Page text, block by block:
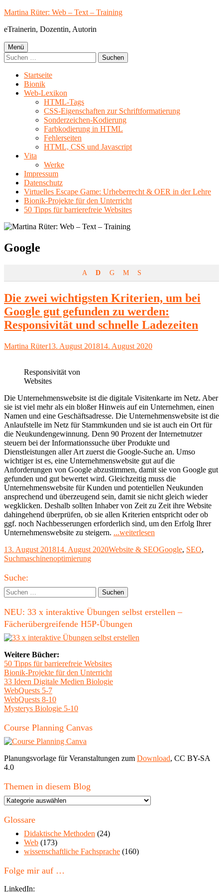
Springe
Inhalt
Martina Rüter: Web – Text – Training
eTrainerin, Dozentin, Autorin
Primäres
Menü
Menü
Suchen
nach:
Startseite
Bionik
Web-Lexikon
HTML-Tags
CSS-Eigenschaften zur Schriftformatierung
Sonderzeichen-Kodierung
Farbkodierung in HTML
Fehlerseiten
HTML, CSS und Javascript
Vita
Werke
Impressum
Datenschutz
Virtuelles Escape Game: Urheberrecht & OER in der Lehre
Bionik-Projekte für den Unterricht
50 Tipps für barrierefreie Websites
Schlagwort:
Google
A D G M S
Die zwei wichtigsten Kriterien, um bei
Google gut gefunden zu werden:
Responsivität und schnelle Ladezeiten
Autor
Martina RüterVeröffentlicht
13. August 201814. August 2020
Responsivität von
Websites
Die Unternehmenswebsite ist die digitale Visitenkarte im Netz. Aber
sie ist viel mehr als ein bloßer Hinweis auf ein Unternehmen, einen
Namen und eine Geschäftsadresse. Die Unternehmenswebsite ist die
Anlaufstelle im Netz für Stammkunden und sie ist auch ein Ort für
die Neukundengewinnung. Denn 90 Prozent der Internetnutzer
steuern bei der Informationssuche über Produkte und
Dienstleistungen aller Art zuerst die Google-Suche an. Umso
wichtiger ist es, eine Unternehmenswebsite gut auf die
Anforderungen von Google abzustimmen, damit sie von Google gut
gefunden und gut bewertet wird. Gleichzeitig muss die
Unternehmenswebsite für Kunden und potentiellen Neukunden
ansprechend und überzeugend sein, damit sie nicht gleich wieder
wegklicken. Deshalb sollten Inhaber von Zeit zu Zeit ihre Website
dahingehend überprüfen, ob sie allen Kriterien entspricht oder ob
ggf. noch Nachbesserungen erforderlich sind, um den Erfolg Ihrer
Unternehmenswebsite zu steigern. ...weiterlesen
wichtigsten
zu
Veröffentlicht
am
13. August 201814. August 2020Kategorien
Website & SEOSchlagwörter
Google, SEO,
Suchmaschinenoptimierung
Haupt-
Seitenleiste
Suche:
Suchen
nach:
NEU: 33 x interaktive Übungen selbst erstellen –
Fächerübergreifende H5P-Übungen
Weitere Bücher:
50 Tipps für barrierefreie Websites
Bionik-Projekte für den Unterricht
33 Ideen Digitale Medien Biologie
WebQuests 5-7
WebQuests 8-10
Mysterys Biologie 5-10
Course Planning Canvas
Planungsvorlage für Veranstaltungen zum Download, CC BY-SA
4.0
Themen in diesem Blog
Themen
diesem
Glossare
Didaktische Methoden (24)
Web (173)
wissenschaftliche Fachsprache (160)
Folge mir auf …
LinkedIn: